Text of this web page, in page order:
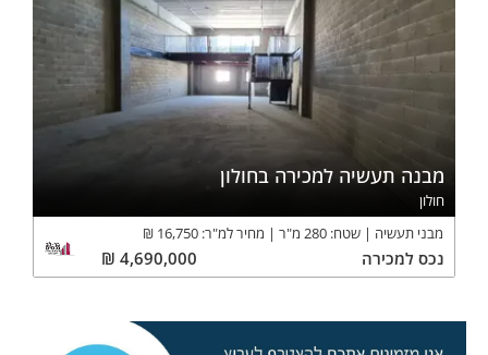
מבנה תעשיה למכירה בחולון
חולון
מבני תעשיה
שטח: 280 מ"ר מחיר למ"ר: 16,750
₪
נכס למכירה 4,690,000
₪